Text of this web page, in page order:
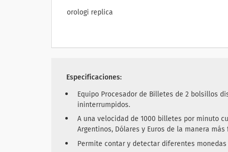
orologi replica
Especificaciones:
Equipo Procesador de Billetes de 2 bolsillos
ininterrumpidos.
A una velocidad de 1000 billetes por minuto
Argentinos, Dólares y Euros de la manera
Permite contar y detectar diferentes monedas